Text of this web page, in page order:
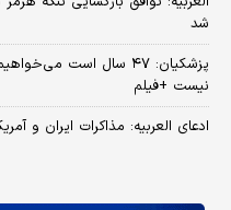
شد
پزشکیان: ۴۷ سال است
نیست +فیلم
ادعای العربیه: مذاکرات ایران و